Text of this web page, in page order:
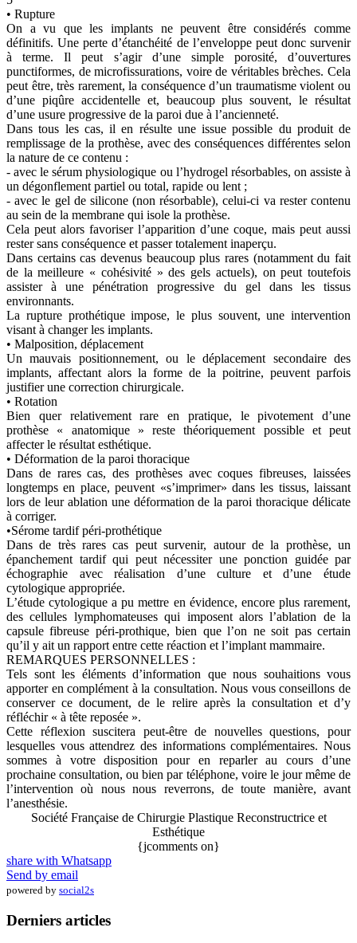
• Rupture
On a vu que les implants ne peuvent être considérés comme
définitifs. Une perte d’étanchéité de l’enveloppe peut donc survenir
à terme. Il peut s’agir d’une simple porosité, d’ouvertures
punctiformes, de microfissurations, voire de véritables brèches. Cela
peut être, très rarement, la conséquence d’un traumatisme violent ou
d’une piqûre accidentelle et, beaucoup plus souvent, le résultat
d’une usure progressive de la paroi due à l’ancienneté.
Dans tous les cas, il en résulte une issue possible du produit de
remplissage de la prothèse, avec des conséquences différentes selon
la nature de ce contenu :
- avec le sérum physiologique ou l’hydrogel résorbables, on assiste à
un dégonflement partiel ou total, rapide ou lent ;
- avec le gel de silicone (non résorbable), celui-ci va rester contenu
au sein de la membrane qui isole la prothèse.
Cela peut alors favoriser l’apparition d’une coque, mais peut aussi
rester sans conséquence et passer totalement inaperçu.
Dans certains cas devenus beaucoup plus rares (notamment du fait
de la meilleure « cohésivité » des gels actuels), on peut toutefois
assister à une pénétration progressive du gel dans les tissus
environnants.
La rupture prothétique impose, le plus souvent, une intervention
visant à changer les implants.
• Malposition, déplacement
Un mauvais positionnement, ou le déplacement secondaire des
implants, affectant alors la forme de la poitrine, peuvent parfois
justifier une correction chirurgicale.
• Rotation
Bien quer relativement rare en pratique, le pivotement d’une
prothèse « anatomique » reste théoriquement possible et peut
affecter le résultat esthétique.
• Déformation de la paroi thoracique
Dans de rares cas, des prothèses avec coques fibreuses, laissées
longtemps en place, peuvent «s’imprimer» dans les tissus, laissant
lors de leur ablation une déformation de la paroi thoracique délicate
à corriger.
•Sérome tardif péri-prothétique
Dans de très rares cas peut survenir, autour de la prothèse, un
épanchement tardif qui peut nécessiter une ponction guidée par
échographie avec réalisation d’une culture et d’une étude
cytologique appropriée.
L’étude cytologique a pu mettre en évidence, encore plus rarement,
des cellules lymphomateuses qui imposent alors l’ablation de la
capsule fibreuse péri-prothique, bien que l’on ne soit pas certain
qu’il y ait un rapport entre cette réaction et l’implant mammaire.
REMARQUES PERSONNELLES :
Tels sont les éléments d’information que nous souhaitions vous
apporter en complément à la consultation. Nous vous conseillons de
conserver ce document, de le relire après la consultation et d’y
réfléchir « à tête reposée ».
Cette réflexion suscitera peut-être de nouvelles questions, pour
lesquelles vous attendrez des informations complémentaires. Nous
sommes à votre disposition pour en reparler au cours d’une
prochaine consultation, ou bien par téléphone, voire le jour même de
l’intervention où nous nous reverrons, de toute manière, avant
l’anesthésie.
Société Française de Chirurgie Plastique Reconstructrice et
Esthétique
{jcomments on}
share with Whatsapp
Send by email
powered by social2s
Derniers articles